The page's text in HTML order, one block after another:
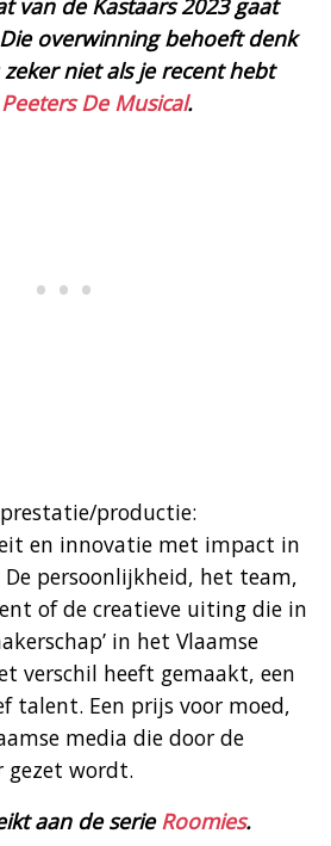
overwinning behoeft denk
niet als je recent hebt
De Musical.
productie:
en innovatie met impact in
De persoonlijkheid, het team,
of de creatieve uiting die in
in het Vlaamse
verschil heeft gemaakt, een
talent. Een prijs voor moed,
media die door de
gezet wordt.
aan de serie Roomies.